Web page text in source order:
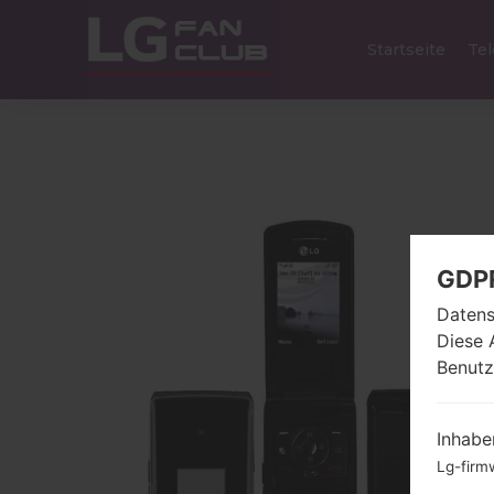
Startseite
Diese
Lg-